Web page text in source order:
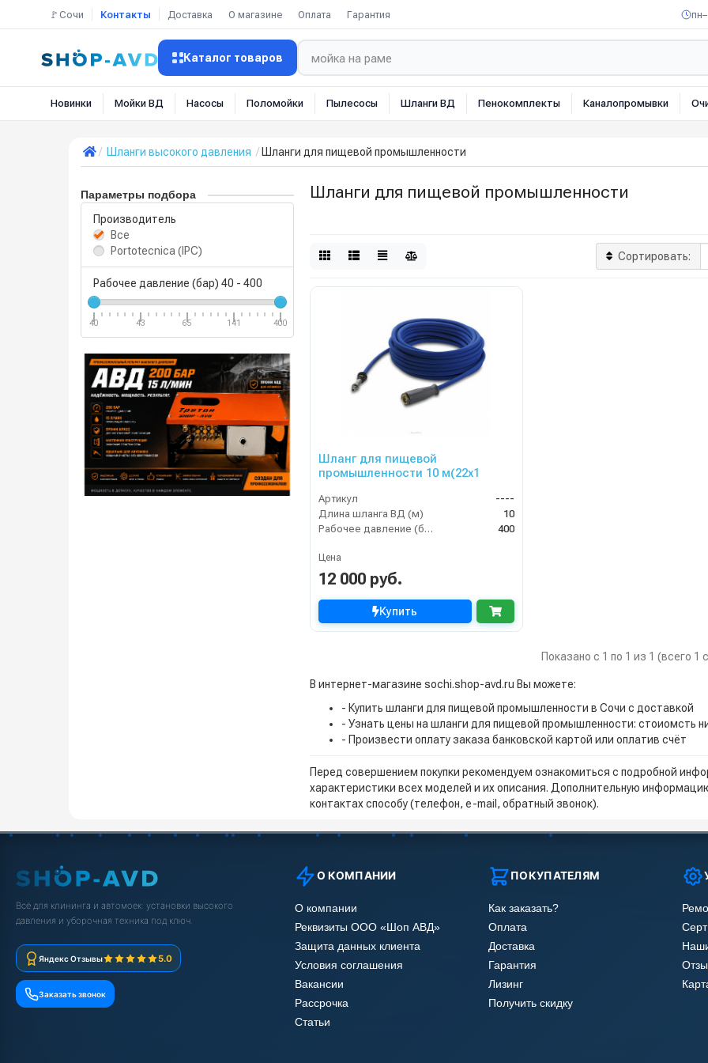
🚩Сочи Контакты Доставка О магазине Оплата Гарантия
Каталог товаров
Новинки Мойки ВД Насосы Поломойки Пылесосы Шланги ВД Пенокомплекты Каналопромывки
Шланги высокого давления Шланги для пищевой промышленности
Параметры подбора
Производитель
Все
Portotecnica (IPC)
Рабочее давление (бар) 40 - 400
40 43 65 141 400
Шланги для пищевой промышленности
Сортировать:
Шланг для пищевой
промышленности 10 м(22x1
Артикул
----
Длина шланга ВД (м)
10
Рабочее давление (бар)
400
Цена
12 000 руб.
Купить
Показано с 1 по 1 из 1 (всего 1
В интернет-магазине sochi.shop-avd.ru Вы можете:
- Купить шланги для пищевой промышленности в Сочи с доставкой
- Узнать цены на шланги для пищевой промышленности: стоиомсть
- Произвести оплату заказа банковской картой или оплатив счёт
Перед совершением покупки рекомендуем ознакомиться с подробной
характеристики всех моделей и их описания. Дополнительную
контактах способу (телефон, e-mail, обратный звонок).
Всё для клининга и автомоек: установки высокого
давления и уборочная техника под ключ.
Яндекс Отзывы 5.0
Заказать звонок
О КОМПАНИИ
О компании
Реквизиты ООО «Шоп АВД»
Защита данных клиента
Условия соглашения
Вакансии
Рассрочка
Статьи
ПОКУПАТЕЛЯМ
Как заказать?
Оплата
Доставка
Гарантия
Лизинг
Получить скидку